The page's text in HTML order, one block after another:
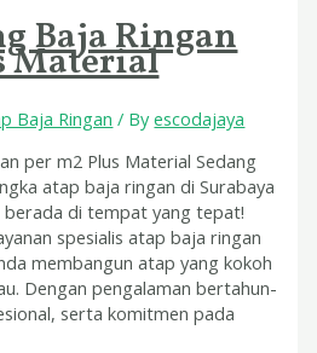
Baja Ringan
Material
Baja Ringan / Byescodajaya
per m2 Plus Material Sedang
atap baja ringan di Surabaya
berada di tempat yang tepat!
spesialis atap baja ringan
membangun atap yang kokoh
Dengan pengalaman bertahun-
serta komitmen pada